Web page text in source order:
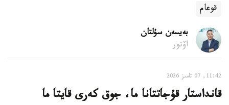
قوعام
بەيسەن سۇلتان
اۆتور
11:42, 07 تامىز 2026
قانداستار قۇجاتتانا ما، جوق كەرى قايتا ما